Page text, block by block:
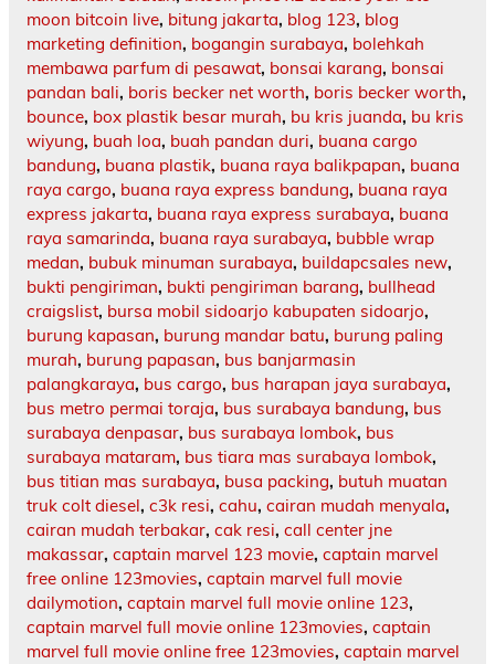
moon bitcoin live, bitung jakarta, blog 123, blog
marketing definition, bogangin surabaya, bolehkah
membawa parfum di pesawat, bonsai karang, bonsai
pandan bali, boris becker net worth, boris becker worth,
bounce, box plastik besar murah, bu kris juanda, bu kris
wiyung, buah loa, buah pandan duri, buana cargo
bandung, buana plastik, buana raya balikpapan, buana
raya cargo, buana raya express bandung, buana raya
express jakarta, buana raya express surabaya, buana
raya samarinda, buana raya surabaya, bubble wrap
medan, bubuk minuman surabaya, buildapcsales new,
bukti pengiriman, bukti pengiriman barang, bullhead
craigslist, bursa mobil sidoarjo kabupaten sidoarjo,
burung kapasan, burung mandar batu, burung paling
murah, burung papasan, bus banjarmasin
palangkaraya, bus cargo, bus harapan jaya surabaya,
bus metro permai toraja, bus surabaya bandung, bus
surabaya denpasar, bus surabaya lombok, bus
surabaya mataram, bus tiara mas surabaya lombok,
bus titian mas surabaya, busa packing, butuh muatan
truk colt diesel, c3k resi, cahu, cairan mudah menyala,
cairan mudah terbakar, cak resi, call center jne
makassar, captain marvel 123 movie, captain marvel
free online 123movies, captain marvel full movie
dailymotion, captain marvel full movie online 123,
captain marvel full movie online 123movies, captain
marvel full movie online free 123movies, captain marvel